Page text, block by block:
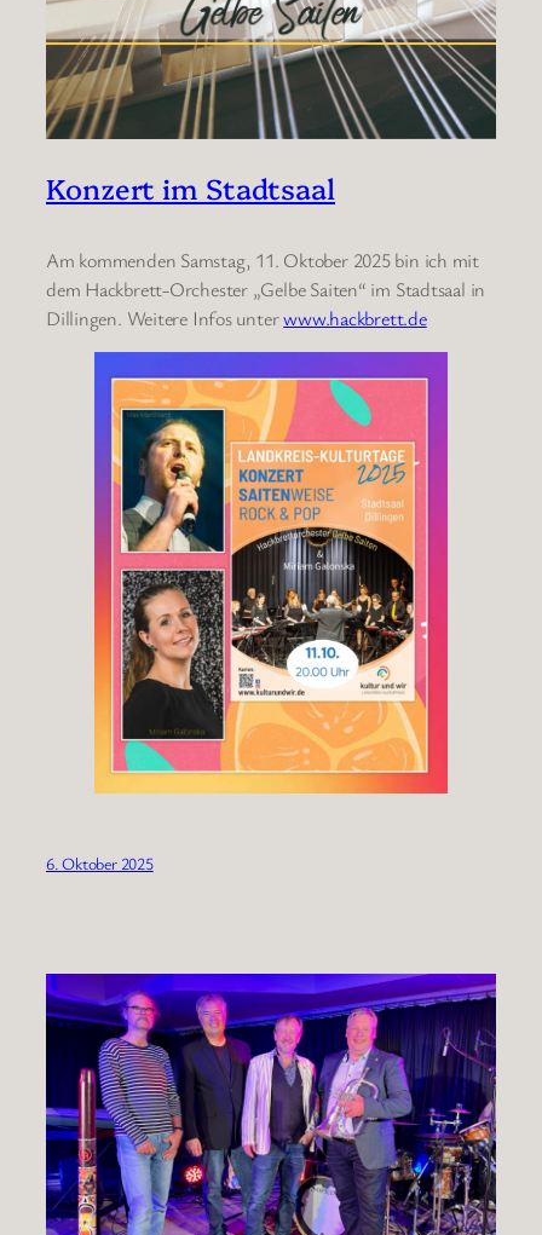
Konzert im Stadtsaal
Am kommenden Samstag, 11. Oktober 2025 bin ich mit
dem Hackbrett-Orchester „Gelbe Saiten“ im Stadtsaal in
Dillingen. Weitere Infos unterwww.hackbrett.de
6. Oktober 2025